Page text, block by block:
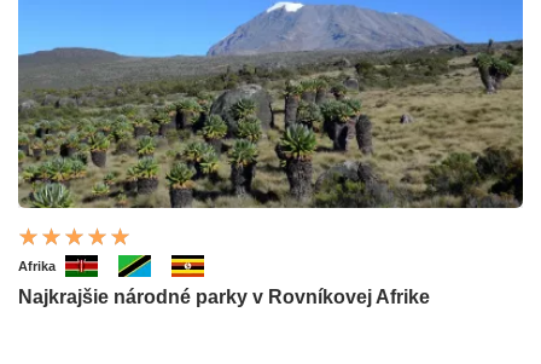
Afrika
Najkrajšie národné parky v Rovníkovej Afrike